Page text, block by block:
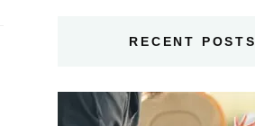
RECENT POSTS